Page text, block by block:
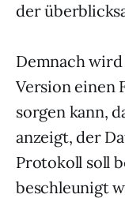
der
Demnach
Version einen
sorgen kann,
anzeigt, der
Protokoll soll
beschleunigt